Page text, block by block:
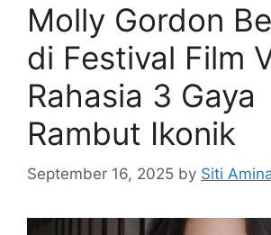
Molly Gordon
di Festival Film
Rahasia 3 Gaya
Rambut Ikonik
September 16, 2025 by Siti